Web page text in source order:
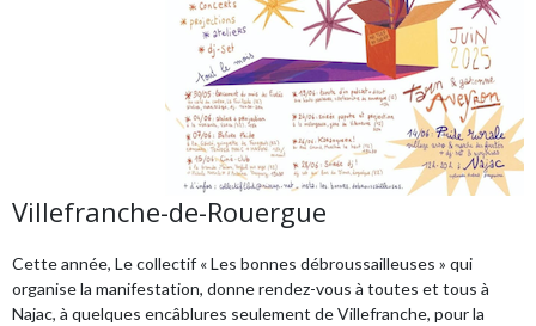
Villefranche-de-Rouergue
Cette année, Le collectif « Les bonnes débroussailleuses » qui
organise la manifestation, donne rendez-vous à toutes et tous à
Najac, à quelques encâblures seulement de Villefranche, pour la